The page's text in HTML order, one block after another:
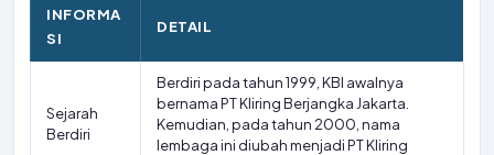
INFORMA
SI
DETAIL
Sejarah
Berdiri
Berdiri pada tahun 1999, KBI awalnya
bernama PT Kliring Berjangka Jakarta.
Kemudian, pada tahun 2000, nama
lembaga ini diubah menjadi PT Kliring